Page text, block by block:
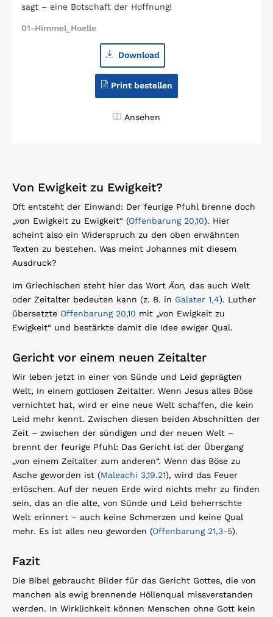
sagt – eine Botschaft der Hoffnung!
01-Himmel_Hoelle
Download
Print bestellen
Ansehen
Von Ewigkeit zu Ewigkeit?
Oft entsteht der Einwand: Der feurige Pfuhl brenne doch
„von Ewigkeit zu Ewigkeit“ (Offenbarung 20,10). Hier
scheint also ein Widerspruch zu den oben erwähnten
Texten zu bestehen. Was meint Johannes mit diesem
Ausdruck?
Im Griechischen steht hier das Wort Äon, das auch Welt
oder Zeitalter bedeuten kann (z. B. in Galater 1,4). Luther
übersetzte Offenbarung 20,10 mit „von Ewigkeit zu
Ewigkeit“ und bestärkte damit die Idee ewiger Qual.
Gericht vor einem neuen Zeitalter
Wir leben jetzt in einer von Sünde und Leid geprägten
Welt, in einem gottlosen Zeitalter. Wenn Jesus alles Böse
vernichtet hat, wird er eine neue Welt schaffen, die kein
Leid mehr kennt. Zwischen diesen beiden Abschnitten der
Zeit – zwischen der sündigen und der neuen Welt –
brennt der feurige Pfuhl: Das Gericht ist der Übergang
„von einem Zeitalter zum anderen“. Wenn das Böse zu
Asche geworden ist (Maleachi 3,19.21), wird das Feuer
erlöschen. Auf der neuen Erde wird nichts mehr zu finden
sein, das an die alte, von Sünde und Leid beherrschte
Welt erinnert – auch keine Schmerzen und keine Qual
mehr. Es ist alles neu geworden (Offenbarung 21,3-5).
Fazit
Die Bibel gebraucht Bilder für das Gericht Gottes, die von
manchen als ewig brennende Höllenqual missverstanden
werden. In Wirklichkeit können Menschen ohne Gott kein